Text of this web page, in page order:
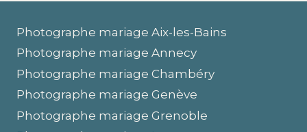
Photographe mariage Aix-les-Bains
Photographe mariage Annecy
Photographe mariage Chambéry
Photographe mariage Genève
Photographe mariage Grenoble